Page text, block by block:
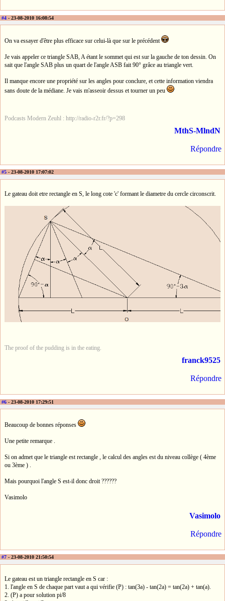
#4 - 23-08-2010 16:08:54
On va essayer d'être plus efficace sur celui-là que sur le précédent
Je vais appeler ce triangle SAB, A étant le sommet qui est sur la gauche de ton dessin. On
sait que l'angle SAB plus un quart de l'angle ASB fait 90° grâce au triangle vert.
Il manque encore une propriété sur les angles pour conclure, et cette information viendra
sans doute de la médiane. Je vais m'asseoir dessus et tourner un peu
Podcasts Modern Zeuhl : http://radio-r2r.fr/?p=298
MthS-MlndN
Répondre
#5 - 23-08-2010 17:07:02
Le gateau doit etre rectangle en S, le long cote 'c' formant le diametre du cercle circonscrit.
The proof of the pudding is in the eating.
franck9525
Répondre
#6 - 23-08-2010 17:29:51
Beaucoup de bonnes réponses
Une petite remarque .
Si on admet que le triangle est rectangle , le calcul des angles est du niveau collège ( 4ème
ou 3ème ) .
Mais pourquoi l'angle S est-il donc droit ??????
Vasimolo
Vasimolo
Répondre
#7 - 23-08-2010 21:50:54
Le gateau est un triangle rectangle en S car :
1. l'angle en S de chaque part vaut a qui vérifie (P) : tan(3a) - tan(2a) = tan(2a) + tan(a).
2. (P) a pour solution pi/8